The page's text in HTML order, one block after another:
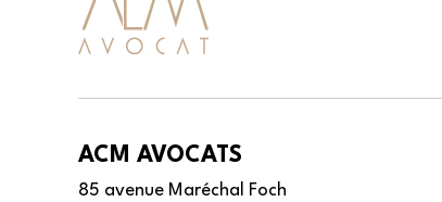
ACM AVOCATS
85 avenue Maréchal Foch